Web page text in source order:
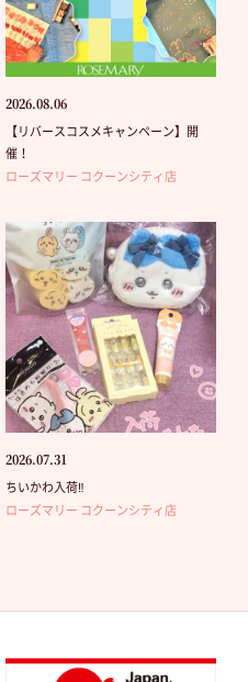
2026.08.06
【リバースコスメキャンペーン】開
催！
ローズマリー コクーンシティ店
2026.07.31
ちいかわ入荷‼️
ローズマリー コクーンシティ店